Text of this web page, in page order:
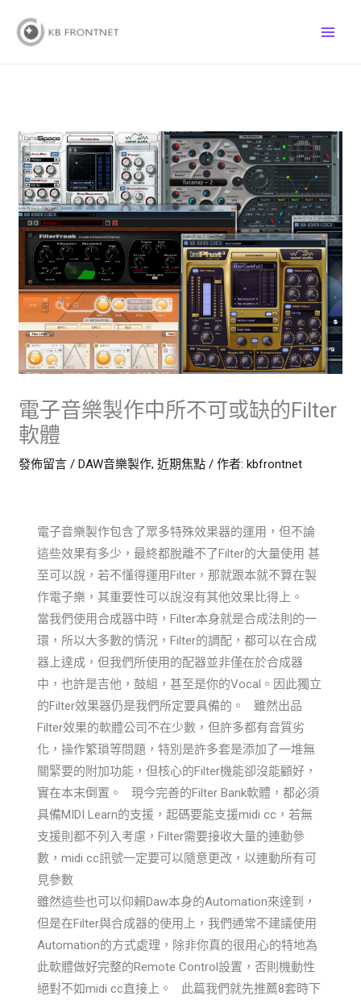
電子音樂製作中所不可或缺的Filter
軟體
發佈留言 /DAW音樂製作,近期焦點 / 作者:kbfrontnet
電子音樂製作包含了眾多特殊效果器的運用，但不論
這些效果有多少，最終都脫離不了Filter的大量使用 甚
至可以說，若不懂得運用Filter，那就跟本就不算在製
作電子樂，其重要性可以說沒有其他效果比得上。
當我們使用合成器中時，Filter本身就是合成法則的一
環，所以大多數的情況，Filter的調配，都可以在合成
器上達成，但我們所使用的配器並非僅在於合成器
中，也許是吉他，鼓組，甚至是你的Vocal。因此獨立
的Filter效果器仍是我們所定要具備的。 雖然出品
Filter效果的軟體公司不在少數，但許多都有音質劣
化，操作繁瑣等問題，特別是許多套是添加了一堆無
關緊要的附加功能，但核心的Filter機能卻沒能顧好，
實在本末倒置。 現今完善的Filter Bank軟體，都必須
具備MIDI Learn的支援，起碼要能支援midi cc，若無
支援則都不列入考慮，Filter需要接收大量的連動參
數，midi cc訊號一定要可以隨意更改，以連動所有可
見參數
雖然這些也可以仰賴Daw本身的Automation來達到，
但是在Filter與合成器的使用上，我們通常不建議使用
Automation的方式處理，除非你真的很用心的特地為
此軟體做好完整的Remote Control設置，否則機動性
絕對不如midi cc直接上。 此篇我們就先推薦8套時下